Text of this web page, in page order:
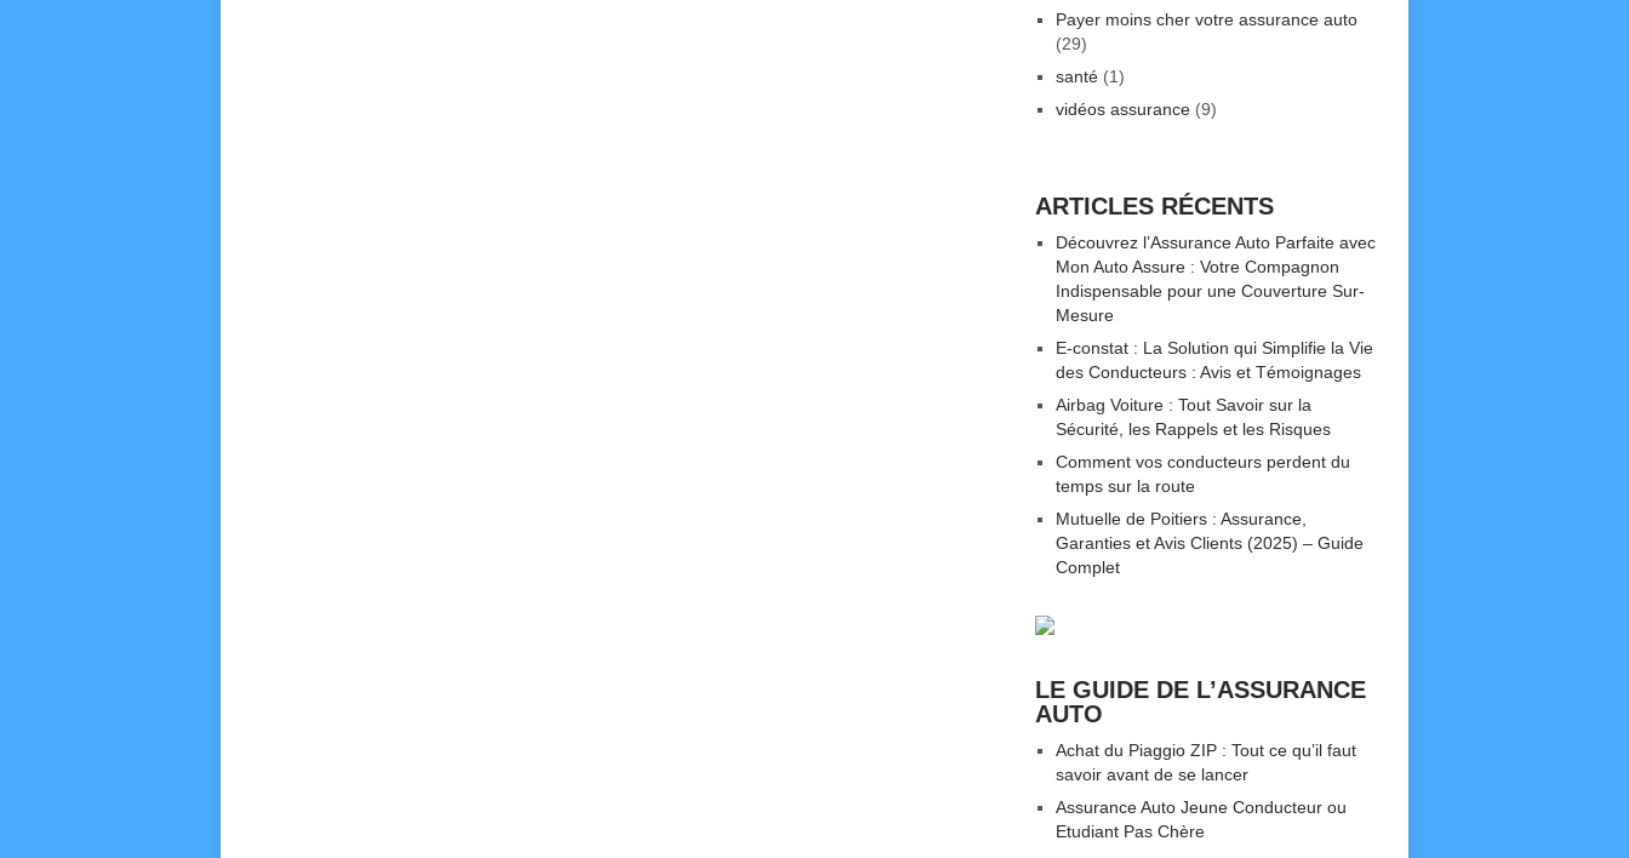
Payer moins cher votre assurance auto
(29)
santé (1)
vidéos assurance (9)
ARTICLES RÉCENTS
Découvrez l’Assurance Auto Parfaite avec
Mon Auto Assure : Votre Compagnon
Indispensable pour une Couverture Sur-
Mesure
E-constat : La Solution qui Simplifie la Vie
des Conducteurs : Avis et Témoignages
Airbag Voiture : Tout Savoir sur la
Sécurité, les Rappels et les Risques
Comment vos conducteurs perdent du
temps sur la route
Mutuelle de Poitiers : Assurance,
Garanties et Avis Clients (2025) – Guide
Complet
LE GUIDE DE L’ASSURANCE
AUTO
Achat du Piaggio ZIP : Tout ce qu’il faut
savoir avant de se lancer
Assurance Auto Jeune Conducteur ou
Etudiant Pas Chère